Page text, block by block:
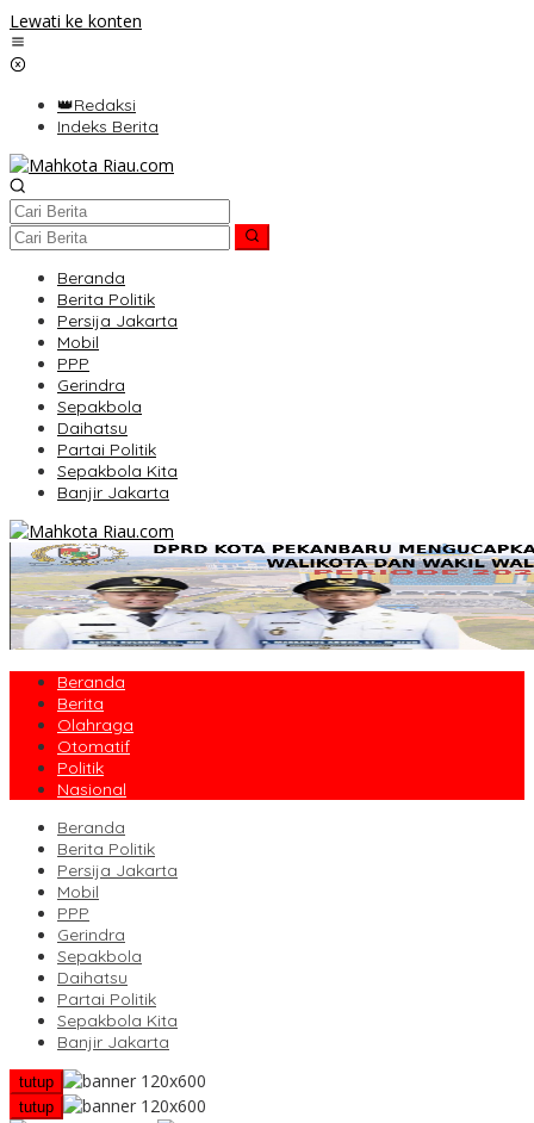
Lewati ke konten
👑Redaksi
Indeks Berita
Beranda
Berita Politik
Persija Jakarta
Mobil
PPP
Gerindra
Sepakbola
Daihatsu
Partai Politik
Sepakbola Kita
Banjir Jakarta
Beranda
Berita
Olahraga
Otomatif
Politik
Nasional
Beranda
Berita Politik
Persija Jakarta
Mobil
PPP
Gerindra
Sepakbola
Daihatsu
Partai Politik
Sepakbola Kita
Banjir Jakarta
tutup
tutup